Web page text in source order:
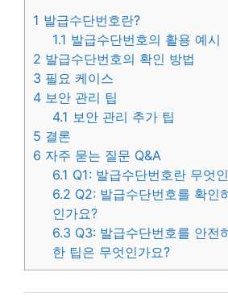
1 발급수단번호란?
1.1 발급수단번호의 활용 예시
2 발급수단번호의 확인 방법
3 필요 케이스
4 보안 관리 팁
4.1 보안 관리 추가 팁
5 결론
6 자주 묻는 질문 Q&A
6.1 Q1: 발급수단번호란 무엇
6.2 Q2: 발급수단번호를 확인
인가요?
6.3 Q3: 발급수단번호를 안전
한 팁은 무엇인가요?